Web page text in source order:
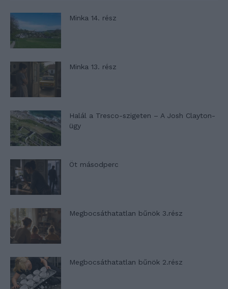
Minka 14. rész
Minka 13. rész
Halál a Tresco-szigeten – A Josh Clayton-
ügy
Öt másodperc
Megbocsáthatatlan bűnök 3.rész
Megbocsáthatatlan bűnök 2.rész